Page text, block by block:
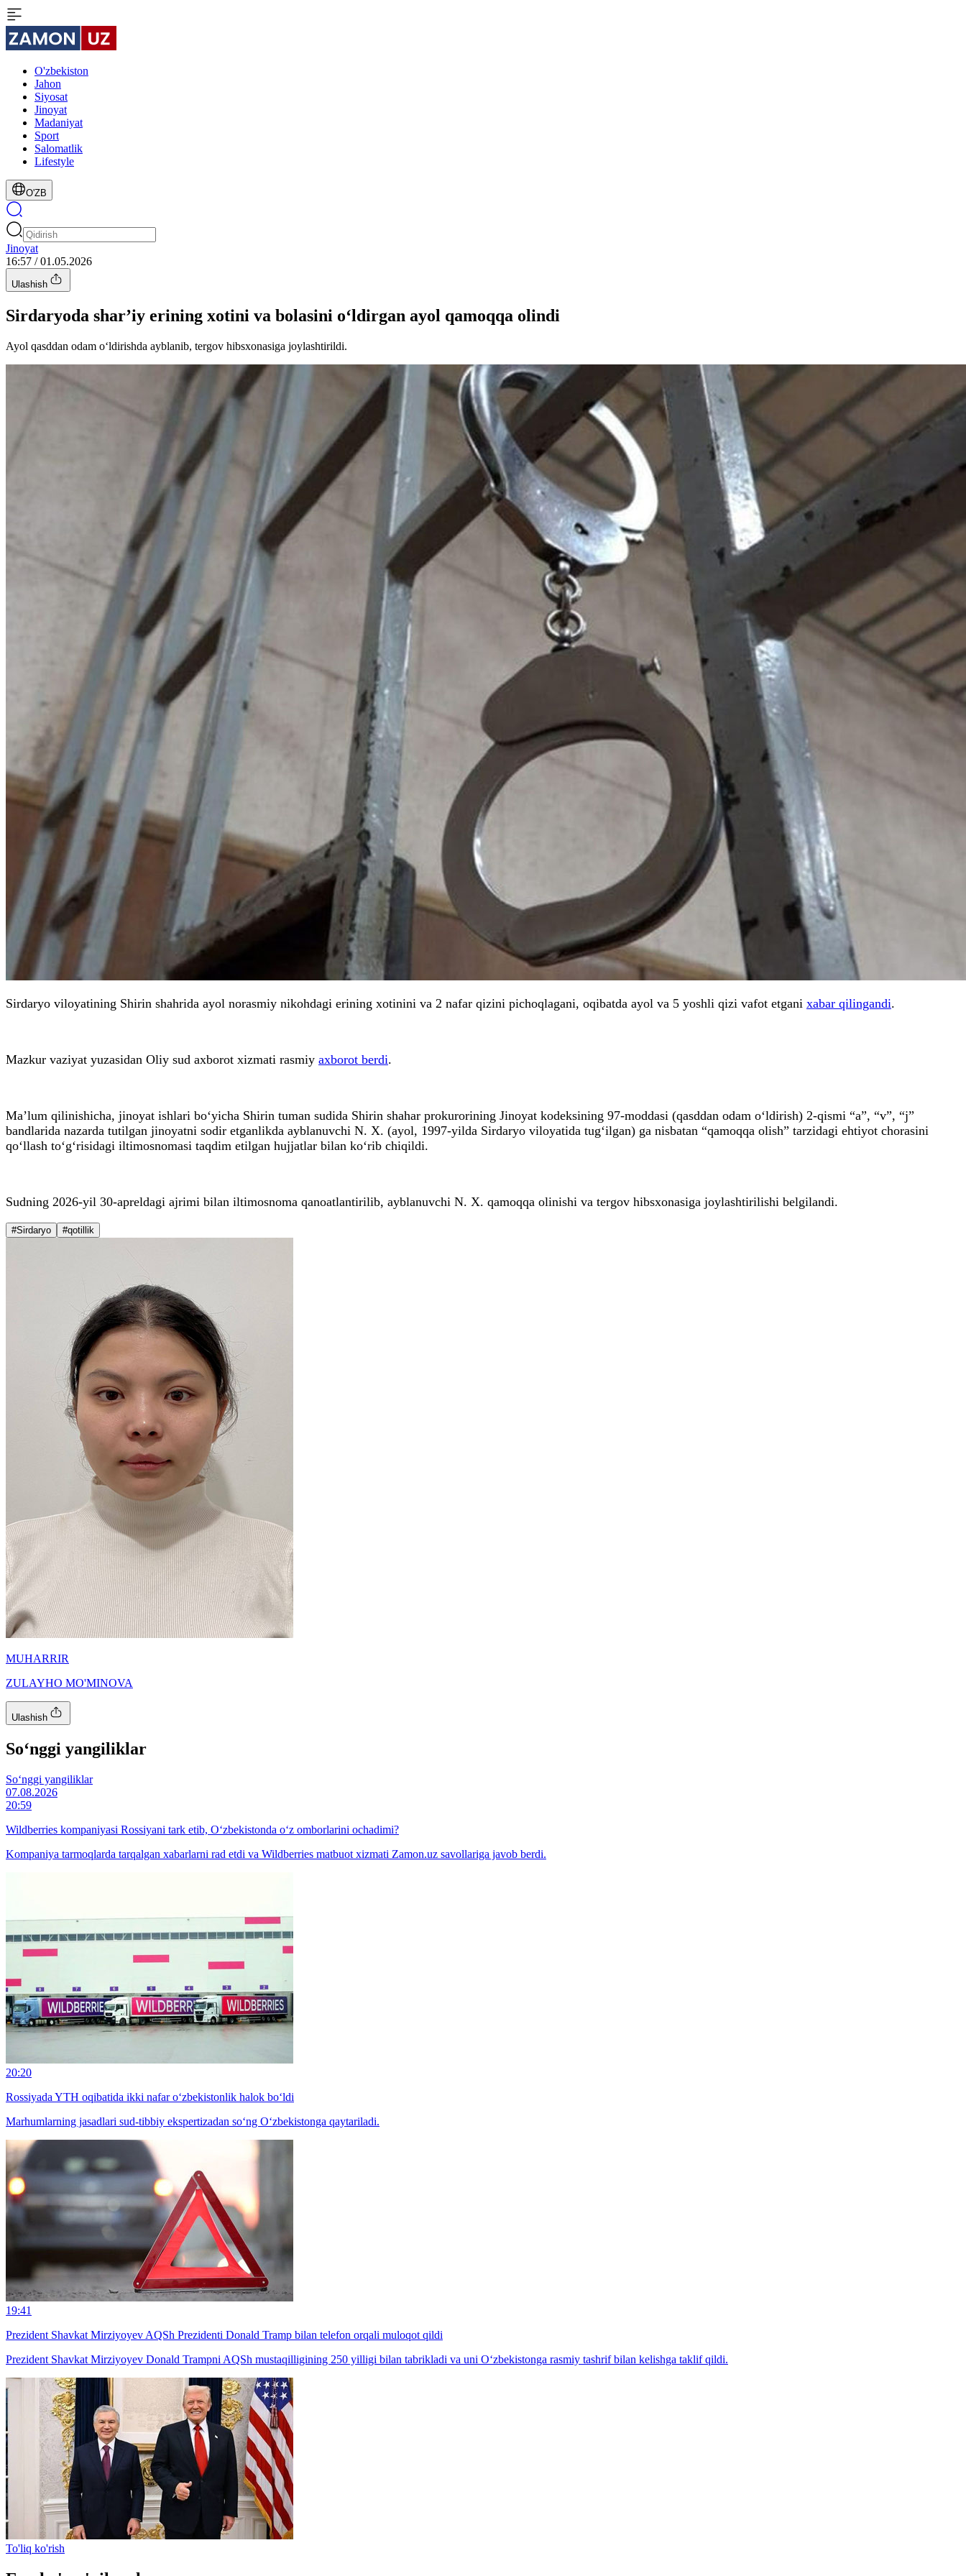
O'zbekiston
Jahon
Siyosat
Jinoyat
Madaniyat
Sport
Salomatlik
Lifestyle
O'ZB
Jinoyat
16:57 / 01.05.2026
Ulashish
Sirdaryoda shar’iy erining xotini va bolasini o‘ldirgan ayol qamoqqa olindi
Ayol qasddan odam o‘ldirishda ayblanib, tergov hibsxonasiga joylashtirildi.
Sirdaryo viloyatining Shirin shahrida ayol norasmiy nikohdagi erining xotinini va 2 nafar qizini pichoqlagani, oqibatda ayol va 5 yoshli qizi vafot etgani xabar qilingandi.
Mazkur vaziyat yuzasidan Oliy sud axborot xizmati rasmiy axborot berdi.
Ma’lum qilinishicha, jinoyat ishlari bo‘yicha Shirin tuman sudida Shirin shahar prokurorining Jinoyat kodeksining 97-moddasi (qasddan odam o‘ldirish) 2-qismi “a”, “v”, “j”
bandlarida nazarda tutilgan jinoyatni sodir etganlikda ayblanuvchi N. X. (ayol, 1997-yilda Sirdaryo viloyatida tug‘ilgan) ga nisbatan “qamoqqa olish” tarzidagi ehtiyot chorasini
qo‘llash to‘g‘risidagi iltimosnomasi taqdim etilgan hujjatlar bilan ko‘rib chiqildi.
Sudning 2026-yil 30-apreldagi ajrimi bilan iltimosnoma qanoatlantirilib, ayblanuvchi N. X. qamoqqa olinishi va tergov hibsxonasiga joylashtirilishi belgilandi.
#Sirdaryo #qotillik
MUHARRIR
ZULAYHO MO'MINOVA
Ulashish
So‘nggi yangiliklar
So‘nggi yangiliklar
07.08.2026
20:59
Wildberries kompaniyasi Rossiyani tark etib, O‘zbekistonda o‘z omborlarini ochadimi?
Kompaniya tarmoqlarda tarqalgan xabarlarni rad etdi va Wildberries matbuot xizmati Zamon.uz savollariga javob berdi.
20:20
Rossiyada YTH oqibatida ikki nafar o‘zbekistonlik halok bo‘ldi
Marhumlarning jasadlari sud-tibbiy ekspertizadan so‘ng O‘zbekistonga qaytariladi.
19:41
Prezident Shavkat Mirziyoyev AQSh Prezidenti Donald Tramp bilan telefon orqali muloqot qildi
Prezident Shavkat Mirziyoyev Donald Trampni AQSh mustaqilligining 250 yilligi bilan tabrikladi va uni O‘zbekistonga rasmiy tashrif bilan kelishga taklif qildi.
To'liq ko'rish